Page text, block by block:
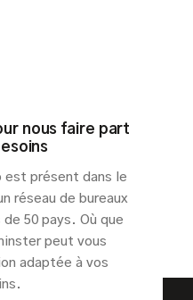
nous faire part
est présent dans le
réseau de bureaux
50 pays. Où que
peut vous
adaptée à vos